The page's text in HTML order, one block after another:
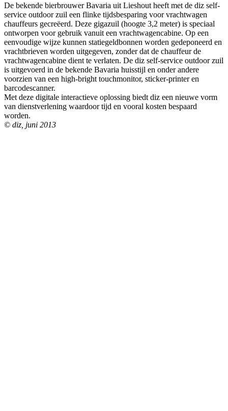
De bekende bierbrouwer Bavaria uit Lieshout heeft met de diz self-
service outdoor zuil een flinke tijdsbesparing voor vrachtwagen
chauffeurs gecreëerd. Deze gigazuil (hoogte 3,2 meter) is speciaal
ontworpen voor gebruik vanuit een vrachtwagencabine. Op een
eenvoudige wijze kunnen statiegeldbonnen worden gedeponeerd en
vrachtbrieven worden uitgegeven, zonder dat de chauffeur de
vrachtwagencabine dient te verlaten. De diz self-service outdoor zuil
is uitgevoerd in de bekende Bavaria huisstijl en onder andere
voorzien van een high-bright touchmonitor, sticker-printer en
barcodescanner.
Met deze digitale interactieve oplossing biedt diz een nieuwe vorm
van dienstverlening waardoor tijd en vooral kosten bespaard
worden.
© diz, juni 2013